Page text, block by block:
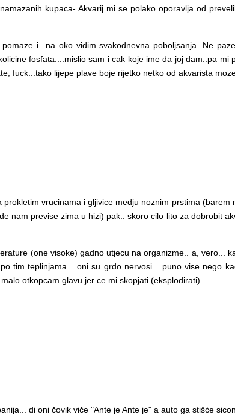
kupaca- Akvarij mi se polako oporavlja od
i...na oko vidim svakodnevna poboljsanja. Ne
fosfata....mislio sam i cak koje ime da joj dam..pa
fuck...tako lijepe plave boje rijetko netko od akvarista
vrucinama i gljivice medju noznim prstima
nam previse zima u hizi) pak.. skoro cilo lito za dobrobit
(one visoke) gadno utjecu na organizme.. a, vero...
tim teplinjama... oni su grdo nervosi... puno vise nego
otkopcam glavu jer ce mi skopjati (eksplodirati).
di oni čovik viče "Ante je Ante je" a auto ga stišće